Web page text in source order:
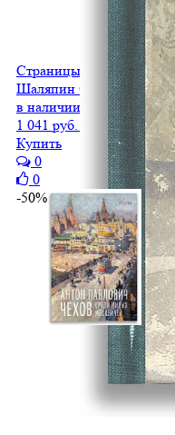
Страницы из моей
Шаляпин Ф.И.
в наличии
1 041 руб.
521 руб.
Купить
0
0
-50%